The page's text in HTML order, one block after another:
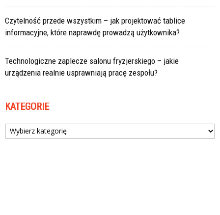
Czytelność przede wszystkim – jak projektować tablice
informacyjne, które naprawdę prowadzą użytkownika?
Technologiczne zaplecze salonu fryzjerskiego – jakie
urządzenia realnie usprawniają pracę zespołu?
KATEGORIE
Kategorie